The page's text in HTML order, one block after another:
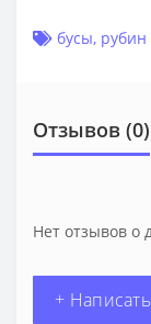
бусы, рубин
Отзывов (0)
Нет отзывов о
+